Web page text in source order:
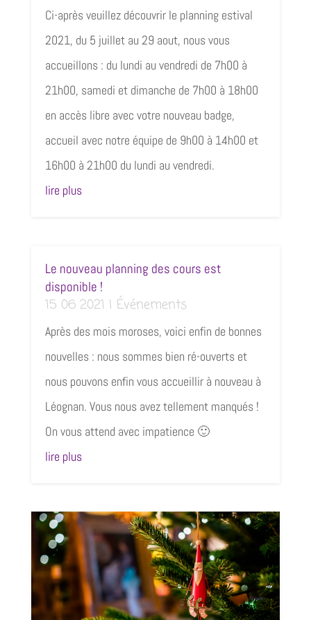
Ci-après veuillez découvrir le planning estival
2021, du 5 juillet au 29 aout, nous vous
accueillons : du lundi au vendredi de 7h00 à
21h00, samedi et dimanche de 7h00 à 18h00
en accès libre avec votre nouveau badge,
accueil avec notre équipe de 9h00 à 14h00 et
16h00 à 21h00 du lundi au vendredi.
lire plus
Le nouveau planning des cours est
disponible !
15 06 2021 | Événements
Après des mois moroses, voici enfin de bonnes
nouvelles : nous sommes bien ré-ouverts et
nous pouvons enfin vous accueillir à nouveau à
Léognan. Vous nous avez tellement manqués !
On vous attend avec impatience 🙂
lire plus